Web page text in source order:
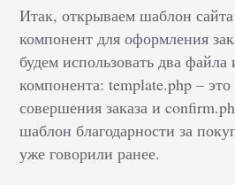
Итак, открываем шаблон
компонент для оформления
будем использовать два файла
компонента: template.php –
совершения заказа и
шаблон благодарности за
уже говорили ранее.